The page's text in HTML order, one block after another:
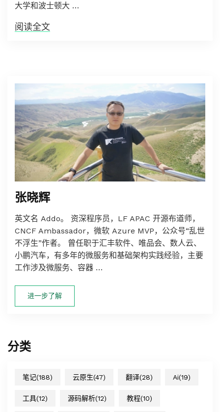
大学和波士顿大 …
阅读全文
张晓辉
英文名 Addo。 资深程序员，LF APAC 开源布道师，
CNCF Ambassador，微软 Azure MVP，公众号“乱世
不浮生”作者。 曾任职于汇丰软件、唯品会、数人云、
小鹏汽车，有多年的微服务和基础架构实践经验，主要
工作涉及微服务、容器 …
进一步了解
分类
笔记(188) 云原生(47) 翻译(28) Ai(19)
工具(12) 源码解析(12) 教程(10)